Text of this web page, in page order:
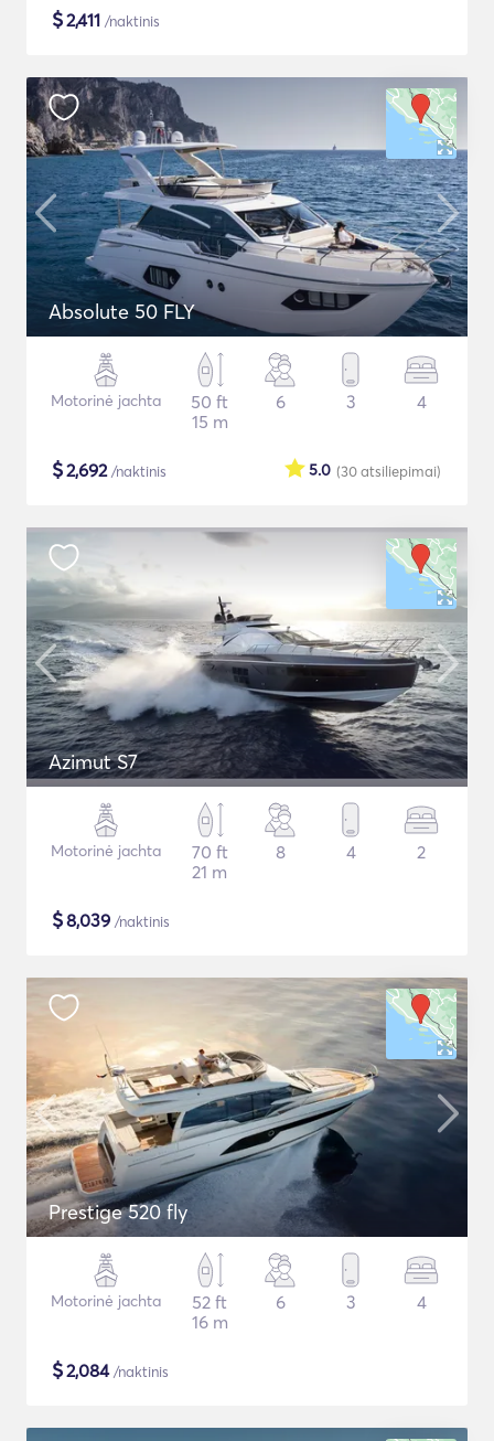
$2,411 /naktinis
Absolute 50 FLY
Motorinė jachta
50 ft
15 m
6 3 4
$2,692/naktinis (30atsiliepimai)
5.0
Azimut S7
Motorinė jachta
70 ft
21 m
8 4 2
$8,039 /naktinis
Prestige 520 fly
Motorinė jachta
52 ft
16 m
6 3 4
$2,084/naktinis